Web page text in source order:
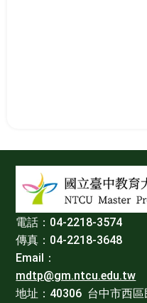
電話：04-2218-3574
傳真：04-2218-3648
Email：
mdtp@gm.ntcu.edu.tw
地址：40306 台中市西